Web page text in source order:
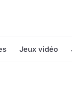
Jeux vidéo